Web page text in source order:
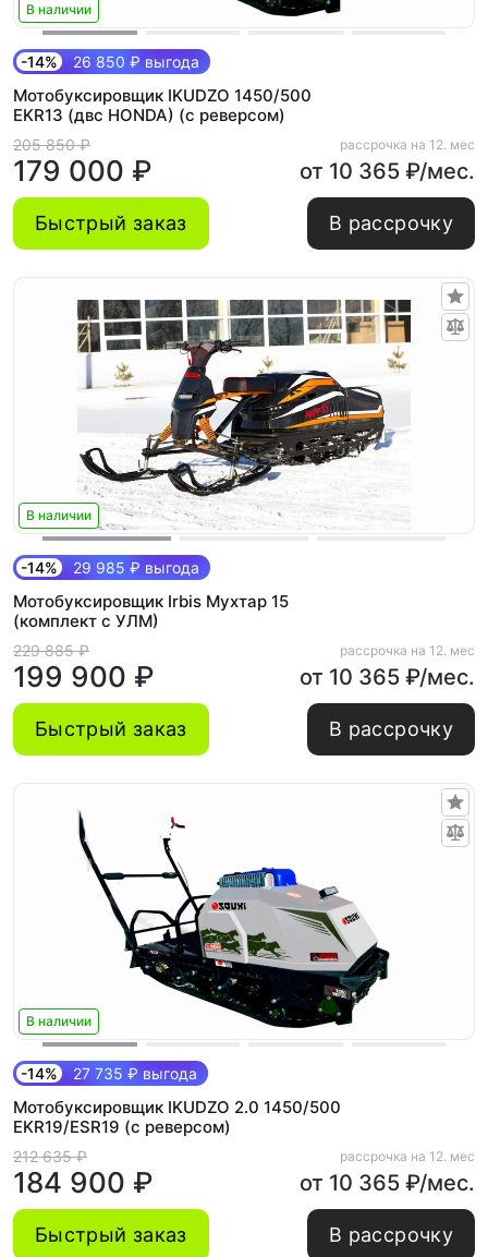
В наличии
-14% 26 850 ₽ выгода
Мотобуксировщик IKUDZO 1450/500
EKR13 (двс HONDA) (с реверсом)
205 850 ₽
179 000 ₽
рассрочка на 12. мес
от 10 365 ₽/мес.
Быстрый заказ В рассрочку
В наличии
-14% 29 985 ₽ выгода
Мотобуксировщик Irbis Мухтар 15
(комплект с УЛМ)
229 885 ₽
199 900 ₽
рассрочка на 12. мес
от 10 365 ₽/мес.
Быстрый заказ В рассрочку
В наличии
-14% 27 735 ₽ выгода
Мотобуксировщик IKUDZO 2.0 1450/500
EKR19/ESR19 (с реверсом)
212 635 ₽
184 900 ₽
рассрочка на 12. мес
от 10 365 ₽/мес.
Быстрый заказ В рассрочку